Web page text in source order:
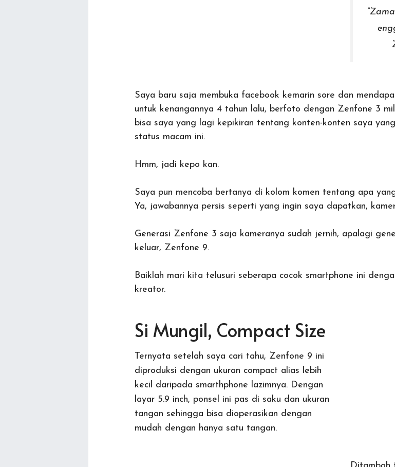
Saya baru saja membuka facebook kemarin sore dan
untuk kenangannya 4 tahun lalu, berfoto dengan Zenfone 3
bisa saya yang lagi kepikiran tentang konten-konten saya
status macam ini.
Hmm, jadi kepo kan.
Saya pun mencoba bertanya di kolom komen tentang apa
Ya, jawabannya persis seperti yang ingin saya dapatkan,
Generasi Zenfone 3 saja kameranya sudah jernih, apalagi
keluar, Zenfone 9.
Baiklah mari kita telusuri seberapa cocok smartphone ini
kreator.
Si Mungil, Compact Size
Ternyata setelah saya cari tahu, Zenfone 9 ini
diproduksi dengan ukuran compact alias lebih
kecil daripada smarthphone lazimnya. Dengan
layar 5.9 inch, ponsel ini pas di saku dan ukuran
tangan sehingga bisa dioperasikan dengan
mudah dengan hanya satu tangan.